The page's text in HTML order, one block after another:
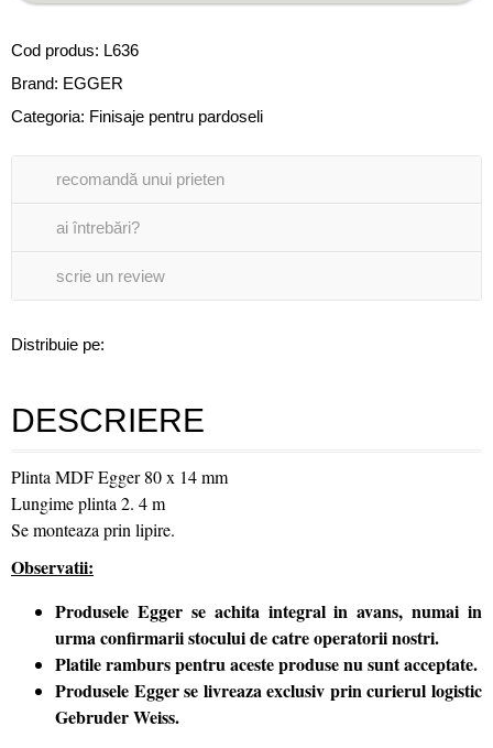
Cod produs: L636
Brand: EGGER
Categoria: Finisaje pentru pardoseli
recomandă unui prieten
ai întrebări?
scrie un review
Distribuie pe:
DESCRIERE
Plinta MDF Egger 80 x 14 mm
Lungime plinta 2. 4 m
Se monteaza prin lipire.
Observatii:
Produsele Egger se achita integral in avans, numai in
urma confirmarii stocului de catre operatorii nostri.
Platile ramburs pentru aceste produse nu sunt acceptate.
Produsele Egger se livreaza exclusiv prin curierul logistic
Gebruder Weiss.